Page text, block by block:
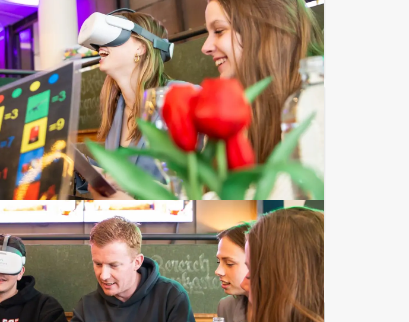
Favoriet
Vanaf€ 27,50p.p. excl. BTW
in Dordrecht. Tijdens dit actieve spelprogramma, waarbij
en ...
Favoriet